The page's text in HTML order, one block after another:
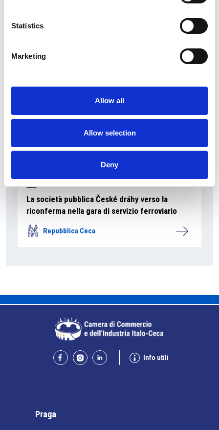
Statistics
Marketing
Allow all
Allow selection
Deny
La Škoda avvia la produzione del suo SUV Peaq
La società pubblica České dráhy verso la
riconferma nella gara di servizio ferroviario
Repubblica Ceca
Info utili
Praga